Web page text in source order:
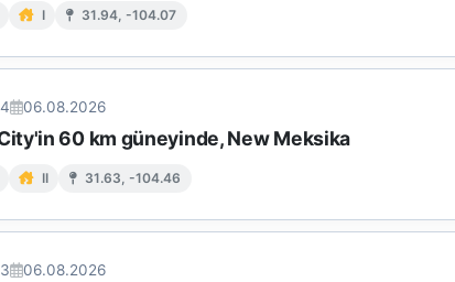
I 31.94, -104.07
06.08.2026
60 km güneyinde, New Meksika
II 31.63, -104.46
06.08.2026